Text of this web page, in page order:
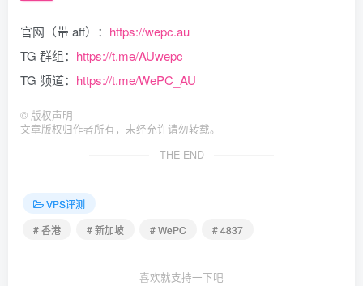
官网（带 aff）： https://wepc.au
TG 群组： https://t.me/AUwepc
TG 频道： https://t.me/WePC_AU
© 版权声明
文章版权归作者所有，未经允许请勿转载。
THE END
VPS评测
# 香港
# 新加坡 # WePC # 4837
喜欢就支持一下吧